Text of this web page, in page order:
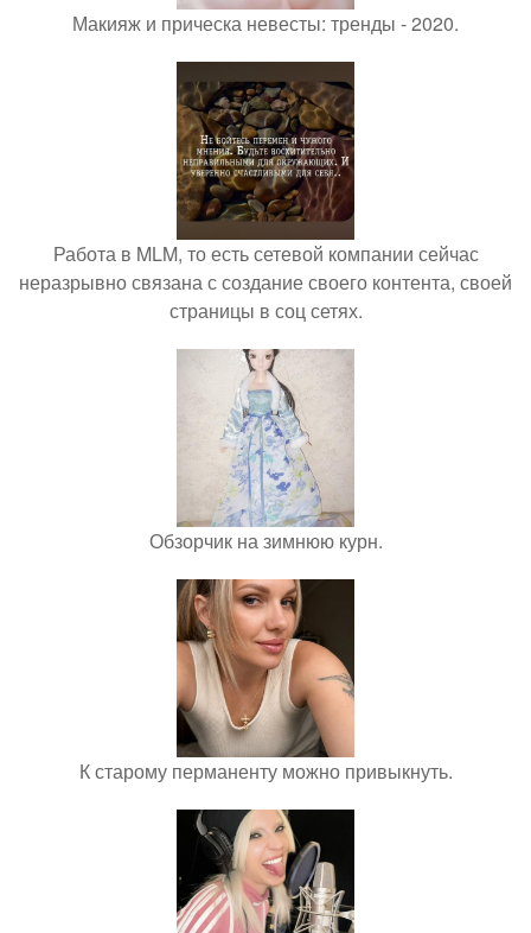
Макияж и прическа невесты: тренды - 2020.
Работа в MLM, то есть сетевой компании сейчас
неразрывно связана с создание своего контента, своей
страницы в соц сетях.
Обзорчик на зимнюю курн.
К старому перманенту можно привыкнуть.